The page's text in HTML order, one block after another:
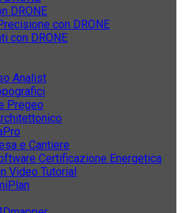
DRONE
con DRONE
con DRONE
Analist
Pregeo
e Cantiere
Certificazione Energetica
Video Tutorial